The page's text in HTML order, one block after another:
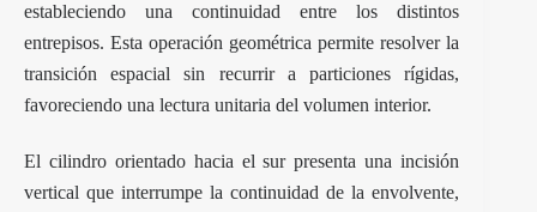
estableciendo una continuidad entre los distintos
entrepisos. Esta operación geométrica permite resolver la
transición espacial sin recurrir a particiones rígidas,
favoreciendo una lectura unitaria del volumen interior.
El cilindro orientado hacia el sur presenta una incisión
vertical que interrumpe la continuidad de la envolvente,